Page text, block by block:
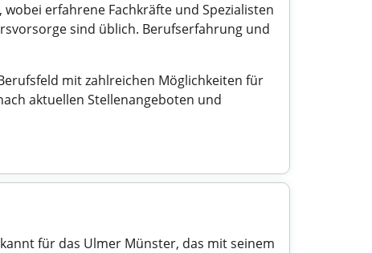
erfahrene Fachkräfte und Spezialisten
sind üblich. Berufserfahrung und
mit zahlreichen Möglichkeiten für
aktuellen Stellenangeboten und
für das Ulmer Münster, das mit seinem